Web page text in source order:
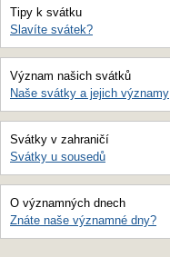
Tipy k svátku
Slavíte svátek?
Význam našich svátků
Naše svátky a jejich významy
Svátky v zahraničí
Svátky u sousedů
O významných dnech
Znáte naše významné dny?